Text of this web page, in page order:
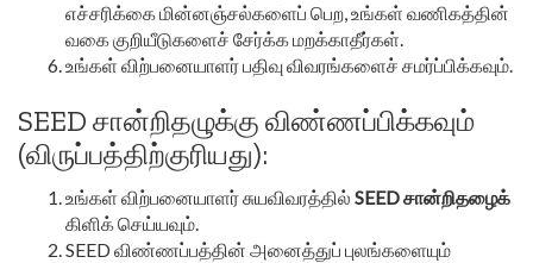
எச்சரிக்கை மின்னஞ்சல்களைப் பெற, உங்கள் வணிகத்தின்
வகை குறியீடுகளைச் சேர்க்க மறக்காதீர்கள்.
உங்கள் விற்பனையாளர் பதிவு விவரங்களைச் சமர்ப்பிக்கவும்.
SEED சான்றிதழுக்கு விண்ணப்பிக்கவும்
(விருப்பத்திற்குரியது):
உங்கள் விற்பனையாளர் சுயவிவரத்தில் SEED சான்றிதழைக்
கிளிக் செய்யவும்.
SEED விண்ணப்பத்தின் அனைத்துப் புலங்களையும்